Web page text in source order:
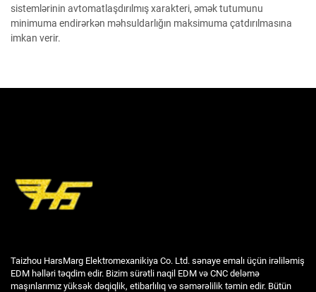
sistemlərinin avtomatlaşdırılmış xarakteri, əmək tutumunu
minimuma endirərkən məhsuldarlığın maksimuma çatdırılmasına
imkan verir.
Taizhou HarsMarg Elektromexanikiya Co. Ltd. sənaye emalı üçün irəliləmiş
EDM həlləri təqdim edir. Bizim sürətli naqil EDM və CNC deləmə
maşınlarımız yüksək dəqiqlik, etibarlılıq və səmərəlilik təmin edir. Bütün